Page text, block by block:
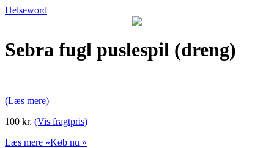
Helseword
Sebra fugl puslespil (dreng)
(Læs mere)
100 kr. (Vis fragtpris)
Læs mere »Køb nu »